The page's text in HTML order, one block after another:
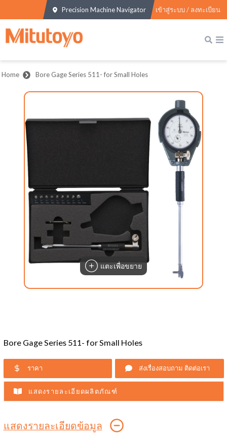
Precision Machine Navigator เข้าสู่ระบบ / ลงทะเบียน
Home Bore Gage Series 511- for Small Holes
แตะเพื่อขยาย
Bore Gage Series 511- for Small Holes
ราคา ส่งเรื่องสอบถาม ติดต่อเรา
แสดงรายละเอียดผลิตภัณฑ์
แสดงรายละเอียดข้อมูล